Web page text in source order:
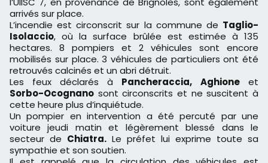
arrivés sur place.
L’incendie est circonscrit sur la commune de Taglio-
Isolaccio, où la surface brûlée est estimée à 135
hectares. 8 pompiers et 2 véhicules sont encore
mobilisés sur place. 3 véhicules de particuliers ont été
retrouvés calcinés et un abri détruit.
Les feux déclarés à Pancheraccia, Aghione et
Sorbo-Ocognano sont circonscrits et ne suscitent à
cette heure plus d’inquiétude.
Un pompier en intervention a été percuté par une
voiture jeudi matin et légèrement blessé dans le
secteur de Chiatra. Le préfet lui exprime toute sa
sympathie et son soutien.